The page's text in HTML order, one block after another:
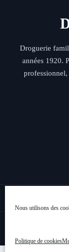
Nous utilisons des
Politique de cookies
Droguerie
années 1920.